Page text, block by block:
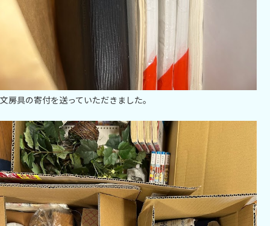
文房具の寄付を送っていただきました。